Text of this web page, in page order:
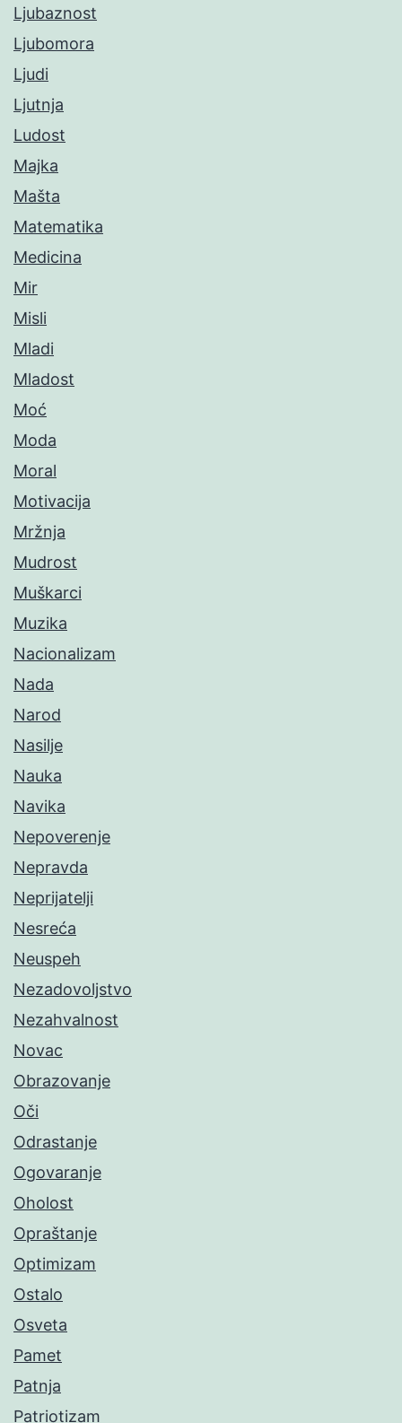
Ljubaznost
Ljubomora
Ljudi
Ljutnja
Ludost
Majka
Mašta
Matematika
Medicina
Mir
Misli
Mladi
Mladost
Moć
Moda
Moral
Motivacija
Mržnja
Mudrost
Muškarci
Muzika
Nacionalizam
Nada
Narod
Nasilje
Nauka
Navika
Nepoverenje
Nepravda
Neprijatelji
Nesreća
Neuspeh
Nezadovoljstvo
Nezahvalnost
Novac
Obrazovanje
Oči
Odrastanje
Ogovaranje
Oholost
Opraštanje
Optimizam
Ostalo
Osveta
Pamet
Patnja
Patriotizam